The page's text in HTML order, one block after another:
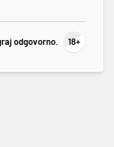
odgovorno.